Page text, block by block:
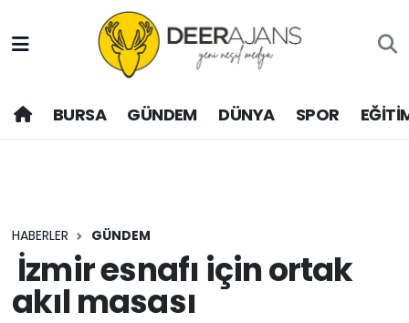
BURSA GÜNDEM DÜNYA SPOR
HABERLER GÜNDEM
İzmir esnafı için ortak
akıl masası
Hava Durumu
Trafik Durumu
Son Dakika Haberleri
Haber Arşivi